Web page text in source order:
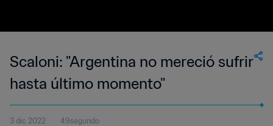
Scaloni: "Argentina no mereció sufrir
hasta último momento"
3 dic 2022 49segundo